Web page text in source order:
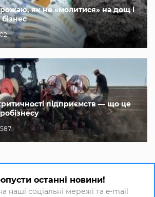
як не «молитися» на дощ і
підприємств — що це
587
останні новини!
наші соціальні мережі та e-mail